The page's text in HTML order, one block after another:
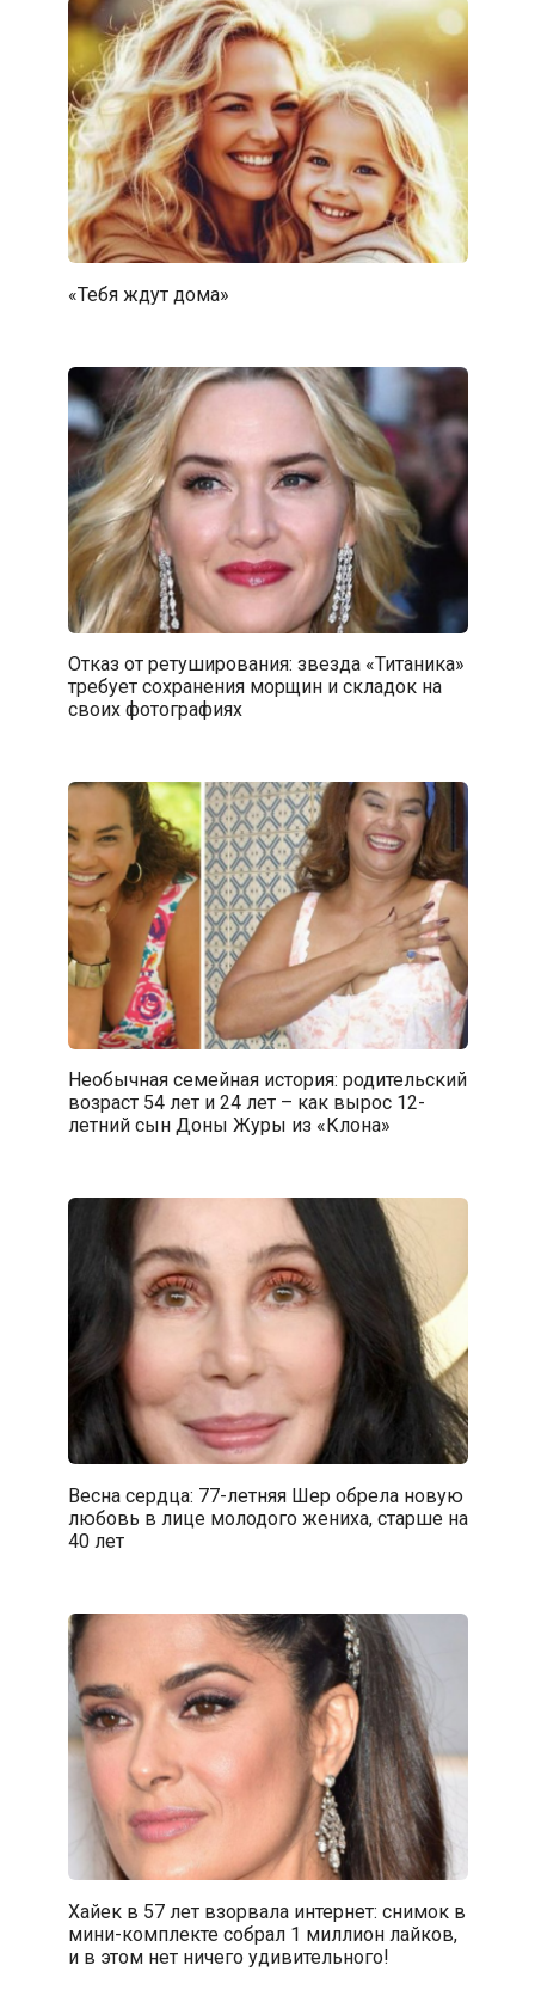
«Тебя ждут дома»
Отказ от ретуширования: звезда «Титаника»
требует сохранения морщин и складок на
своих фотографиях
Необычная семейная история: родительский
возраст 54 лет и 24 лет – как вырос 12-
летний сын Доны Журы из «Клона»
Весна сердца: 77-летняя Шер обрела новую
любовь в лице молодого жениха, старше на
40 лет
Хайек в 57 лет взорвала интернет: снимок в
мини-комплекте собрал 1 миллион лайков,
и в этом нет ничего удивительного!